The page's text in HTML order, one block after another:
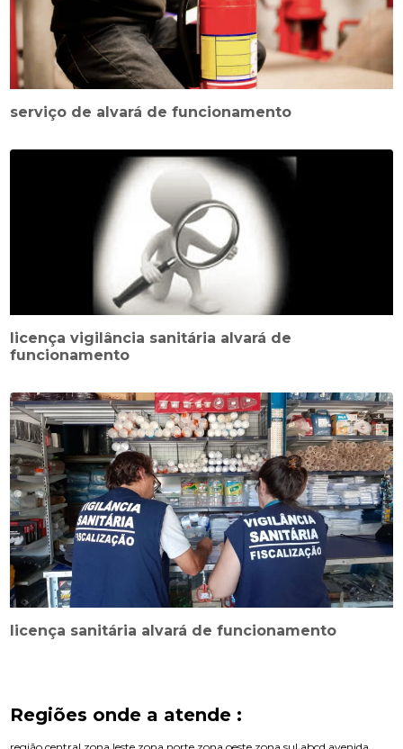
serviço de alvará de funcionamento
licença vigilância sanitária alvará de
funcionamento
licença sanitária alvará de funcionamento
Regiões onde a atende :